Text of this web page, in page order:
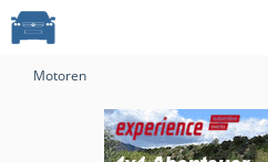
Motoren